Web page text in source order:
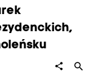
share search